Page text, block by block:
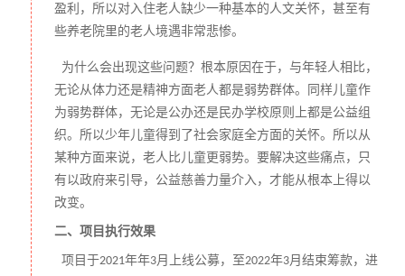
/我们是谁？ /
浙江安福利生慈善基金会，简称安基金。安基金由达照法师
发起创办。注册资金1000万元，业务主管单位是浙江省民族
宗教委员会，登记机关是浙江省民政厅。
2017年3月1日，登记成立。
2019年12月，被浙江省民政厅评为5A级社会组织。
2020年1月，取得公开募捐资格。
宗旨：观弱势群体、怀慈悲大爱、回安福家园、树东方文
明。
核心理念：提升自己，利益他人。
盈利，所以对入住老人缺少一种基本的人文关怀，甚至有
些养老院里的老人境遇非常悲惨。
为什么会出现这些问题？根本原因在于，与年轻人相比，
无论从体力还是精神方面老人都是弱势群体。同样儿童作
为弱势群体，无论是公办还是民办学校原则上都是公益组
织。所以少年儿童得到了社会家庭全方面的关怀。所以从
某种方面来说，老人比儿童更弱势。要解决这些痛点，只
有以政府来引导，公益慈善力量介入，才能从根本上得以
改变。
二、项目执行效果
项目于2021年年3月上线公募，至2022年3月结束筹款，进